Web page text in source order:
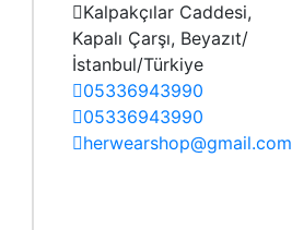
Kalpakçılar Caddesi,
Kapalı Çarşı, Beyazıt/
İstanbul/Türkiye
05336943990
05336943990
herwearshop@gmail.com